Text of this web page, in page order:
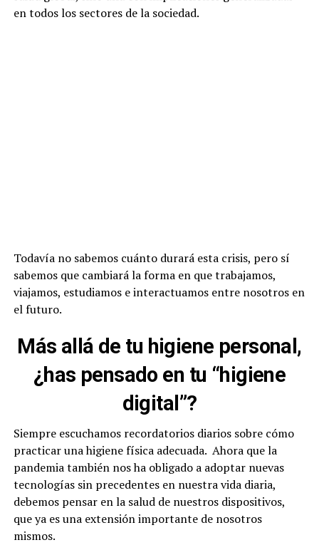
en todos los sectores de la sociedad.
Todavía no sabemos cuánto durará esta crisis, pero sí
sabemos que cambiará la forma en que trabajamos,
viajamos, estudiamos e interactuamos entre nosotros en
el futuro.
Más allá de tu higiene personal,
¿has pensado en tu “higiene
digital”?
Siempre escuchamos recordatorios diarios sobre cómo
practicar una higiene física adecuada. Ahora que la
pandemia también nos ha obligado a adoptar nuevas
tecnologías sin precedentes en nuestra vida diaria,
debemos pensar en la salud de nuestros dispositivos,
que ya es una extensión importante de nosotros
mismos.